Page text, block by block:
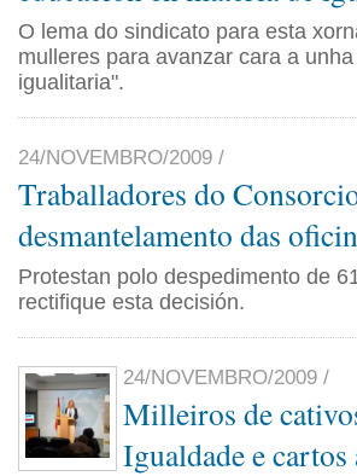
O lema do sindicato para esta
mulleres para avanzar cara a
igualitaria".
24/NOVEMBRO/2009 /
Traballadores do
desmantelamento das
Protestan polo despedimento de
rectifique esta decisión.
24/NOVEMBRO/2009 /
Milleiros de
Igualdade e